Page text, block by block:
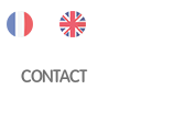
CONTACT